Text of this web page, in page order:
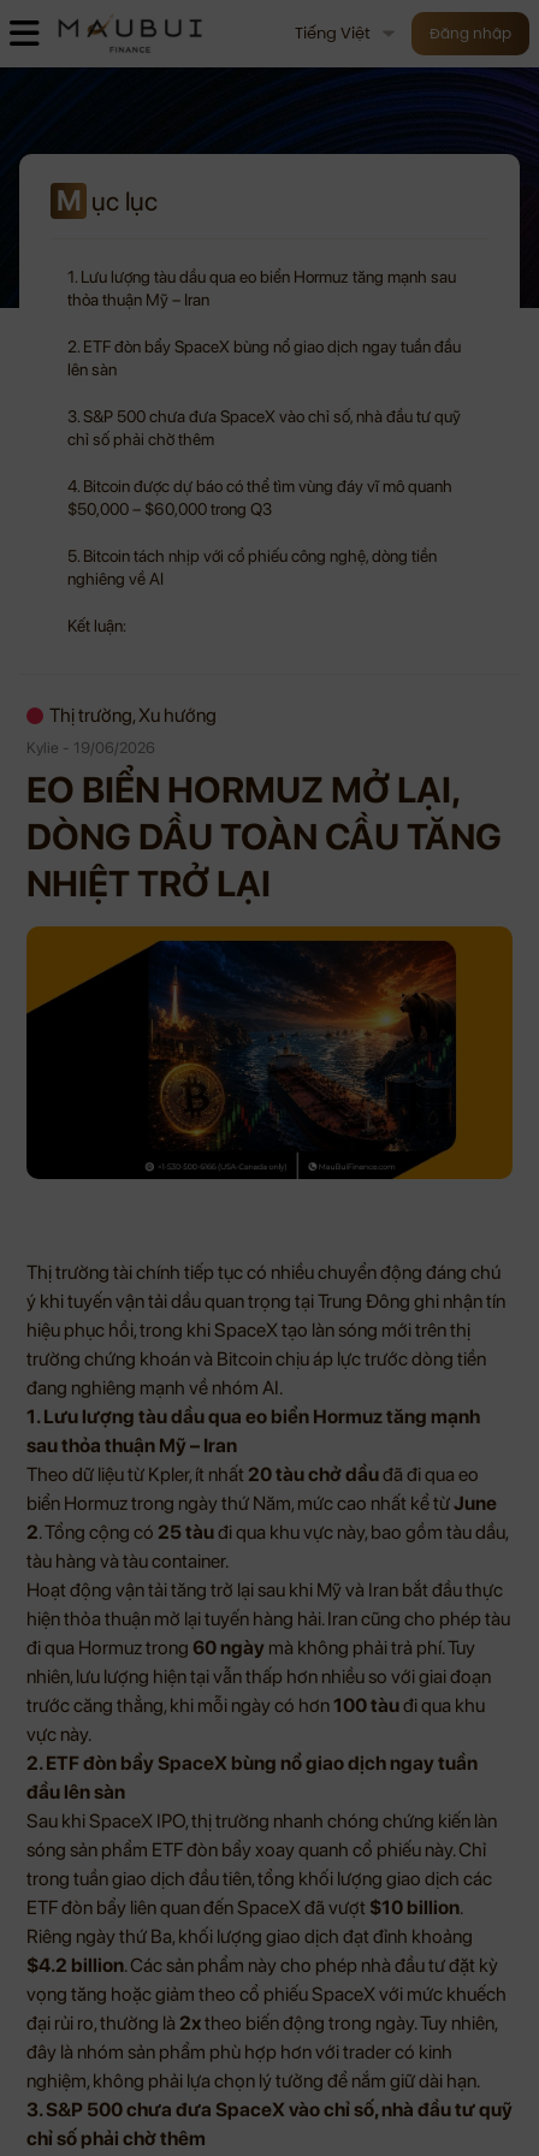
Tiếng Việt Đăng nhập
M ục lục
1. Lưu lượng tàu dầu qua eo biển Hormuz tăng mạnh sau
thỏa thuận Mỹ – Iran
2. ETF đòn bẩy SpaceX bùng nổ giao dịch ngay tuần đầu
lên sàn
3. S&P 500 chưa đưa SpaceX vào chỉ số, nhà đầu tư quỹ
chỉ số phải chờ thêm
4. Bitcoin được dự báo có thể tìm vùng đáy vĩ mô quanh
$50,000 – $60,000 trong Q3
5. Bitcoin tách nhịp với cổ phiếu công nghệ, dòng tiền
nghiêng về AI
Kết luận:
Thị trường, Xu hướng
Kylie - 19/06/2026
EO BIỂN HORMUZ MỞ LẠI,
DÒNG DẦU TOÀN CẦU TĂNG
NHIỆT TRỞ LẠI
Thị trường tài chính tiếp tục có nhiều chuyển động đáng chú
ý khi tuyến vận tải dầu quan trọng tại Trung Đông ghi nhận tín
hiệu phục hồi, trong khi SpaceX tạo làn sóng mới trên thị
trường chứng khoán và Bitcoin chịu áp lực trước dòng tiền
đang nghiêng mạnh về nhóm AI.
1. Lưu lượng tàu dầu qua eo biển Hormuz tăng mạnh
sau thỏa thuận Mỹ – Iran
Theo dữ liệu từ Kpler, ít nhất 20 tàu chở dầuđã đi qua eo
biển Hormuz trong ngày thứ Năm, mức cao nhất kể từJune
2. Tổng cộng có 25 tàuđi qua khu vực này, bao gồm tàu dầu,
tàu hàng và tàu container.
Hoạt động vận tải tăng trở lại sau khi Mỹ và Iran bắt đầu thực
hiện thỏa thuận mở lại tuyến hàng hải. Iran cũng cho phép tàu
đi qua Hormuz trong 60 ngày mà không phải trả phí. Tuy
nhiên, lưu lượng hiện tại vẫn thấp hơn nhiều so với giai đoạn
trước căng thẳng, khi mỗi ngày có hơn100 tàuđi qua khu
vực này.
2. ETF đòn bẩy SpaceX bùng nổ giao dịch ngay tuần
đầu lên sàn
Sau khi SpaceX IPO, thị trường nhanh chóng chứng kiến làn
sóng sản phẩm ETF đòn bẩy xoay quanh cổ phiếu này. Chỉ
trong tuần giao dịch đầu tiên, tổng khối lượng giao dịch các
ETF đòn bẩy liên quan đến SpaceX đã vượt $10 billion.
Riêng ngày thứ Ba, khối lượng giao dịch đạt đỉnh khoảng
$4.2 billion. Các sản phẩm này cho phép nhà đầu tư đặt kỳ
vọng tăng hoặc giảm theo cổ phiếu SpaceX với mức khuếch
đại rủi ro, thường là 2xtheo biến động trong ngày. Tuy nhiên,
đây là nhóm sản phẩm phù hợp hơn với trader có kinh
nghiệm, không phải lựa chọn lý tưởng để nắm giữ dài hạn.
3. S&P 500 chưa đưa SpaceX vào chỉ số, nhà đầu tư quỹ
chỉ số phải chờ thêm